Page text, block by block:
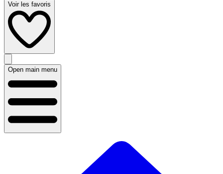
Voir les favoris
Open main menu